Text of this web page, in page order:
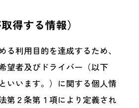
得する情報）
る利用目的を達成するため、
望者及びドライバー（以下
いいます。）に関する個人情
第２条第１項により定義され